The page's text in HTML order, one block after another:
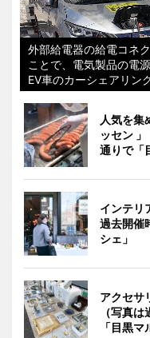
外部給電器の給電コネ
ことで、電気製品の電
EV車のカーシェアリ
人気を集
ッセン
通りで「
インテリ
過去開催
シェ」
アクセサ
（写真
「目黒マ